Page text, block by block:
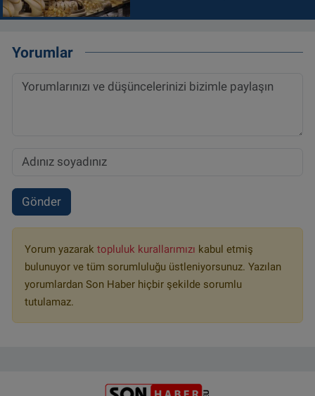
Yorumlar
Gönder
Yorum yazarak topluluk kurallarımızı kabul etmiş
bulunuyor ve tüm sorumluluğu üstleniyorsunuz. Yazılan
yorumlardan Son Haber hiçbir şekilde sorumlu
tutulamaz.